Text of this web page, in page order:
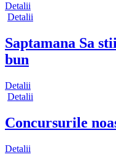
Detalii
Detalii
Saptamana Sa
bun
Detalii
Detalii
Concursurile
Detalii